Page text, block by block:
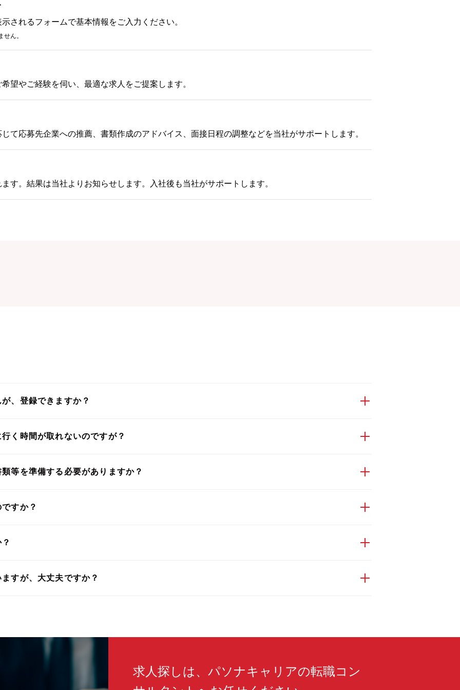
されるフォームで基本情報をご入力ください。
ん。
望やご経験を伺い、最適な求人をご提案します。
て応募先企業への推薦、書類作成のアドバイス、面接日程の調整などを当社がサポートします。
す。結果は当社よりお知らせします。入社後も当社がサポートします。
、登録できますか？
く時間が取れないのですが？
等を準備する必要がありますか？
すか？
すが、大丈夫ですか？
求人探しは、パソナキャリアの転職コン